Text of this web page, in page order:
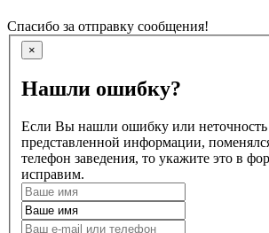
Спасибо за отправку сообщения!
×
Нашли ошибку?
Если Вы нашли ошибку или неточность
представленной информации,
телефон заведения, то укажите это в
исправим.